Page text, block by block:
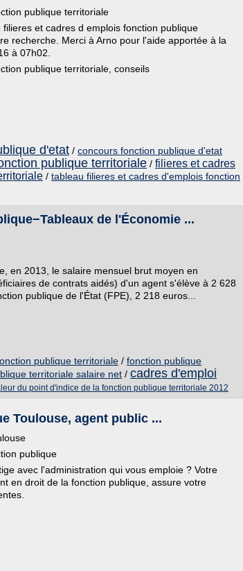
publique territoriale
et cadres d emplois fonction publique
recherche. Merci à Arno pour l'aide apportée à la
à 07h02.
publique territoriale, conseils
d'etat / concours fonction publique d'etat
publique territoriale / filieres et cadres
/ tableau filieres et cadres d'emplois fonction
de l'Économie ...
en 2013, le salaire mensuel brut moyen en
de contrats aidés) d'un agent s'élève à 2 628
publique de l'État (FPE), 2 218 euros...
publique territoriale / fonction publique
territoriale salaire net / cadres d'emploi
du point d'indice de la fonction publique territoriale 2012
Toulouse, agent public ...
publique
avec l'administration qui vous emploie ? Votre
en droit de la fonction publique, assure votre